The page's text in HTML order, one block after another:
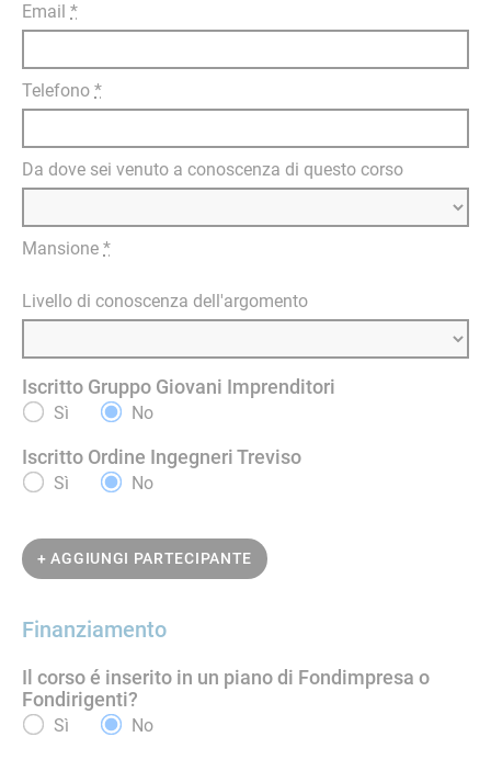
Email *
Telefono *
Da dove sei venuto a conoscenza di questo corso
Mansione *
Livello di conoscenza dell'argomento
Iscritto Gruppo Giovani Imprenditori
Sì No
Iscritto Ordine Ingegneri Treviso
Sì No
+ AGGIUNGI PARTECIPANTE
Finanziamento
Il corso é inserito in un piano di Fondimpresa o
Fondirigenti?
Sì No